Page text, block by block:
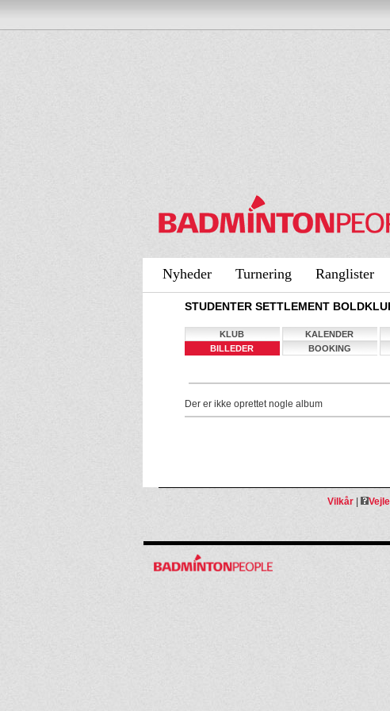
Nyheder Turnering Ranglister
STUDENTER SETTLEMENT
KLUB KALENDER
BILLEDER
BOOKING
Der er ikke oprettet nogle album
Vilkår